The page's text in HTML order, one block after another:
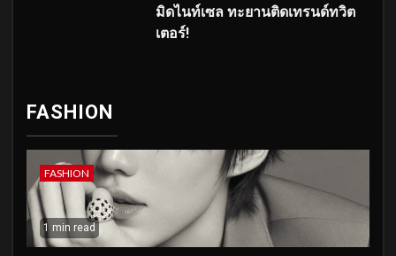
มิดไนท์เซล ทะยานติดเทรนด์ทวิต
เตอร์!
FASHION
FASHION
1 min read